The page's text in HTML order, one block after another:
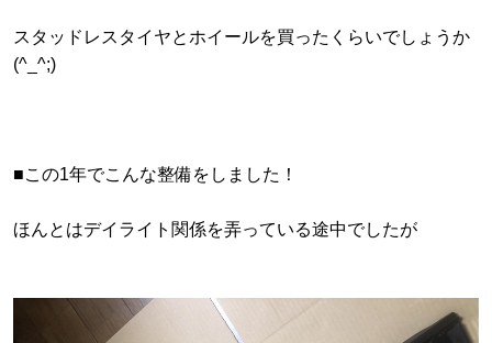
スタッドレスタイヤとホイールを買ったくらいでしょうか
(^_^;)
■この1年でこんな整備をしました！
ほんとはデイライト関係を弄っている途中でしたが